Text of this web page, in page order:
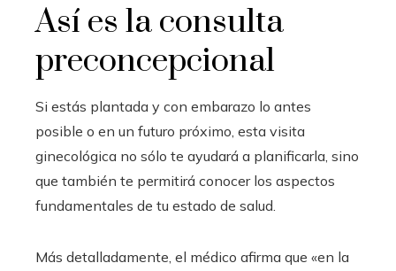
Así es la consulta
preconcepcional
Si estás plantada y con embarazo lo antes
posible o en un futuro próximo, esta visita
ginecológica no sólo te ayudará a planificarla, sino
que también te permitirá conocer los aspectos
fundamentales de tu estado de salud.
Más detalladamente, el médico afirma que «en la